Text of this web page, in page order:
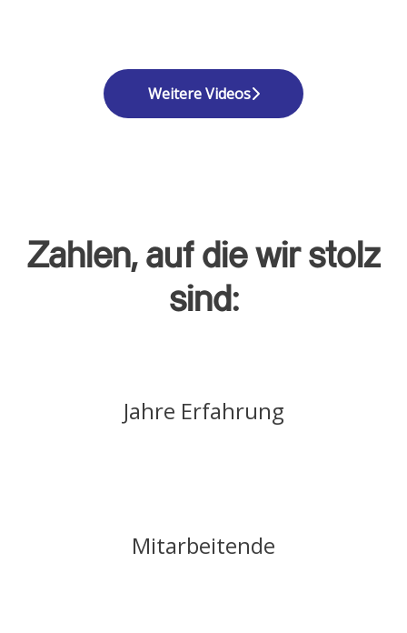
Weitere Videos
Zahlen, auf die wir stolz
sind:
Jahre Erfahrung
Mitarbeitende